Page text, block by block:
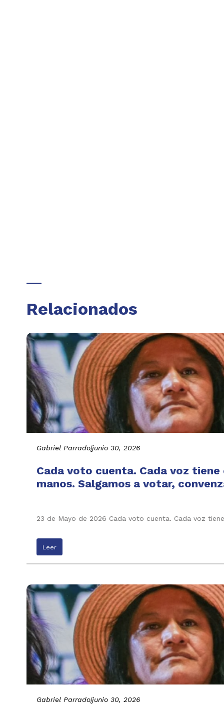
Relacionados
Gabriel Parrado|junio 30, 2026
Cada voto cuenta. Cada voz
manos. Salgamos a votar,
23 de Mayo de 2026 Cada voto cuenta. Cada voz
Leer
Gabriel Parrado|junio 30, 2026